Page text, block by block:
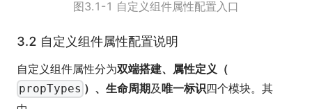
图3.1-1 自定义组件属性配置入口
3.2 自定义组件属性配置说明
自定义组件属性分为双端搭建、属性定义（
propTypes ）、生命周期及唯一标识四个模块。其